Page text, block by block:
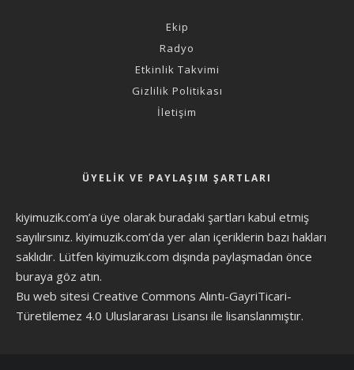
Ekip
Radyo
Etkinlik Takvimi
Gizlilik Politikası
İletişim
ÜYELIK VE PAYLAŞIM ŞARTLARI
kiyimuzik.com’a üye olarak buradaki şartları kabul etmiş
sayılırsınız. kiyimuzik.com’da yer alan içeriklerin bazı hakları
saklıdır. Lütfen kiyimuzik.com dışında paylaşmadan önce
buraya göz atın.
Bu web sitesi Creative Commons Alıntı-GayriTicari-
Türetilemez 4.0 Uluslararası Lisansı ile lisanslanmıştır.